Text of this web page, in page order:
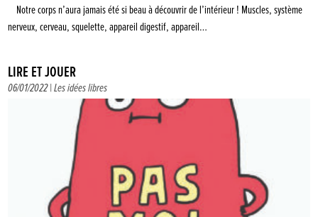
Notre corps n’aura jamais été si beau à découvrir de l’intérieur ! Muscles, système
nerveux, cerveau, squelette, appareil digestif, appareil…
LIRE ET JOUER
06/01/2022 |Les idées libres